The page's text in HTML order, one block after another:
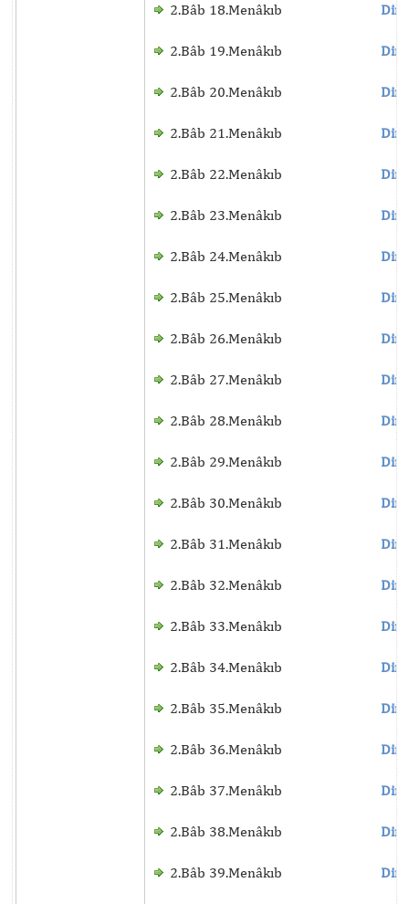
2.Bâb 18.Menâkıb
2.Bâb 19.Menâkıb
2.Bâb 20.Menâkıb
2.Bâb 21.Menâkıb
2.Bâb 22.Menâkıb
2.Bâb 23.Menâkıb
2.Bâb 24.Menâkıb
2.Bâb 25.Menâkıb
2.Bâb 26.Menâkıb
2.Bâb 27.Menâkıb
2.Bâb 28.Menâkıb
2.Bâb 29.Menâkıb
2.Bâb 30.Menâkıb
2.Bâb 31.Menâkıb
2.Bâb 32.Menâkıb
2.Bâb 33.Menâkıb
2.Bâb 34.Menâkıb
2.Bâb 35.Menâkıb
2.Bâb 36.Menâkıb
2.Bâb 37.Menâkıb
2.Bâb 38.Menâkıb
2.Bâb 39.Menâkıb